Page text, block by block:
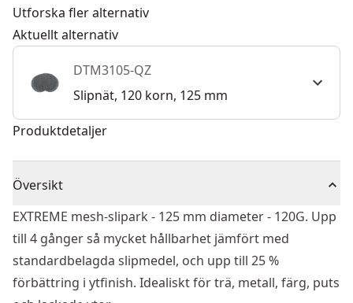
Utforska fler alternativ
Aktuellt alternativ
DTM3105-QZ
Slipnät, 120 korn, 125 mm
Produktdetaljer
Översikt
EXTREME mesh-slipark - 125 mm diameter - 120G. Upp
till 4 gånger så mycket hållbarhet jämfört med
standardbelagda slipmedel, och upp till 25 %
förbättring i ytfinish. Idealiskt för trä, metall, färg, puts